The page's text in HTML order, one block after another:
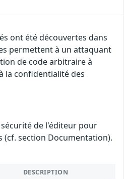
ont été découvertes dans
permettent à un attaquant
de code arbitraire à
la confidentialité des
de l'éditeur pour
section Documentation).
DESCRIPTION